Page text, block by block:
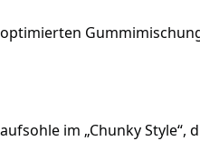
opti­mierten
im „Chunky Style“,